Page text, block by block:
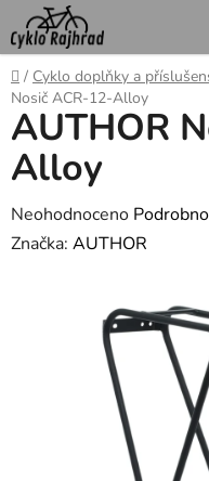
Přejít
na
obsah
Domů
/ Cyklo doplňky a
Nosič ACR-12-Alloy
AUTHOR
Alloy
Průměrné
hodnocení
Neohodnoceno
Značka: AUTHOR